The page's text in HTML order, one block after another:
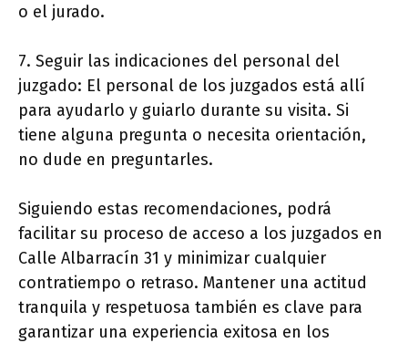
o el jurado.
7. Seguir las indicaciones del personal del
juzgado: El personal de los juzgados está allí
para ayudarlo y guiarlo durante su visita. Si
tiene alguna pregunta o necesita orientación,
no dude en preguntarles.
Siguiendo estas recomendaciones, podrá
facilitar su proceso de acceso a los juzgados en
Calle Albarracín 31 y minimizar cualquier
contratiempo o retraso. Mantener una actitud
tranquila y respetuosa también es clave para
garantizar una experiencia exitosa en los